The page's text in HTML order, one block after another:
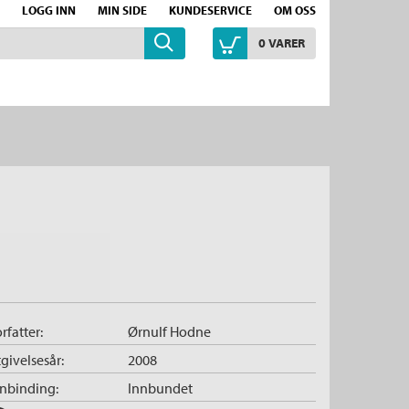
LOGG INN MIN SIDE KUNDESERVICE OM OSS
0VARER
Ørnulf Hodne
Innbundet
2008